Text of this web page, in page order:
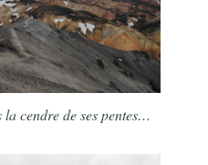
la cendre de ses pentes…